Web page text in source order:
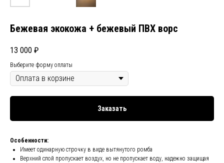
Бежевая экокожа + бежевый ПВХ ворс
13 000 ₽
Выберите форму оплаты
Заказать
Особенности:
Имеет одинарную строчку в виде вытянутого ромба
Верхний слой пропускает воздух, но не пропускает воду, надежно защищая